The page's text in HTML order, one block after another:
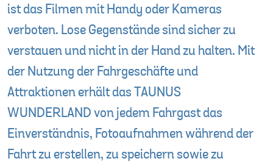
ist das Filmen mit Handy oder Kameras
verboten. Lose Gegenstände sind sicher zu
verstauen und nicht in der Hand zu halten. Mit
der Nutzung der Fahrgeschäfte und
Attraktionen erhält das TAUNUS
WUNDERLAND von jedem Fahrgast das
Einverständnis, Fotoaufnahmen während der
Fahrt zu erstellen, zu speichern sowie zu